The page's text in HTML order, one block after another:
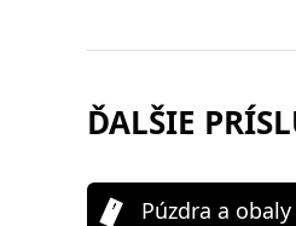
ĎALŠIE
Púzdra a obaly